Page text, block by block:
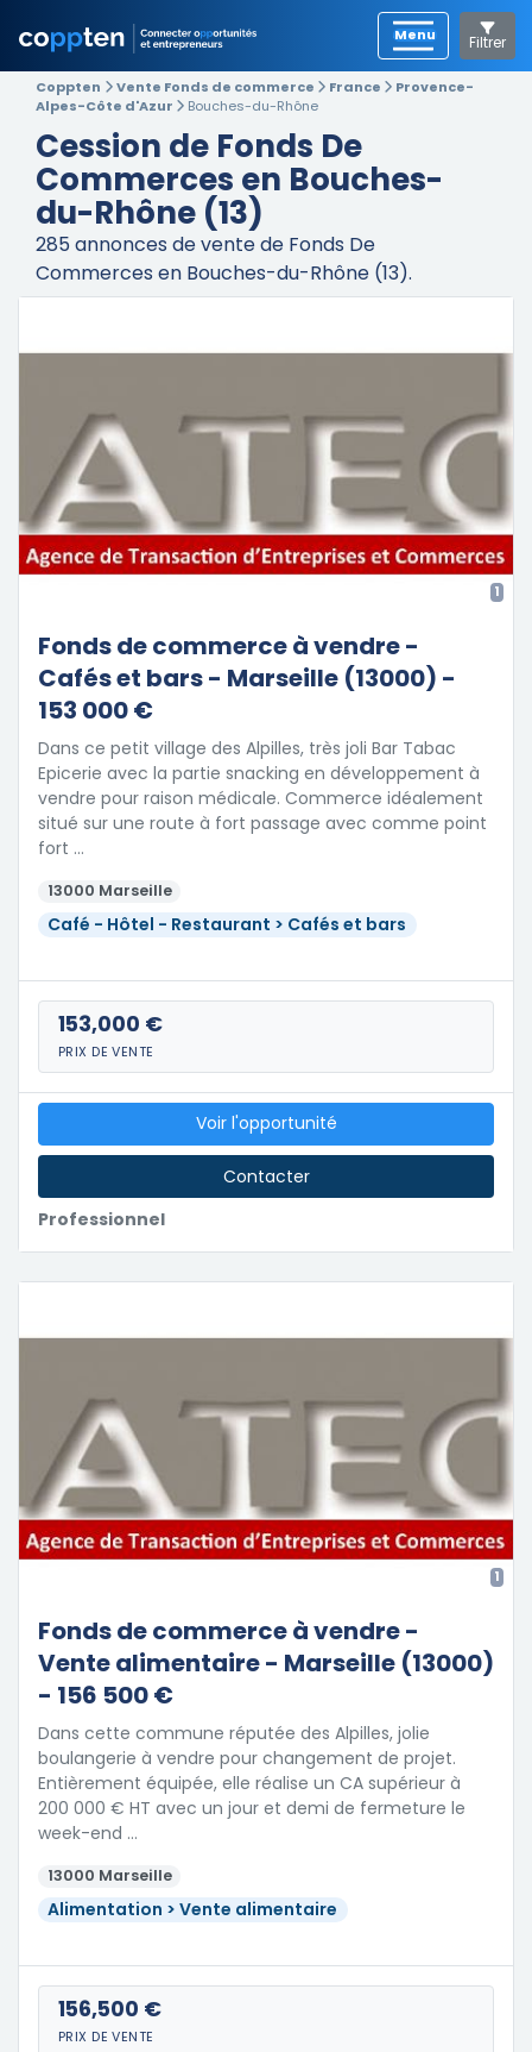
Filtrer
Coppten Vente Fonds de commerce France
Provence-
Alpes-Côte d'Azur
Bouches-du-Rhône
Cession de Fonds De
Commerces en Bouches-
du-Rhône (13)
285 annonces de vente de Fonds De
Commerces en Bouches-du-Rhône (13).
1
Fonds de commerce à vendre -
Cafés et bars - Marseille (13000) -
153 000 €
Dans ce petit village des Alpilles, très joli Bar Tabac
Epicerie avec la partie snacking en développement à
vendre pour raison médicale. Commerce idéalement
situé sur une route à fort passage avec comme point
fort …
13000 Marseille
Café - Hôtel - Restaurant > Cafés et bars
153,000 €
PRIX DE VENTE
Professionnel
Voir l'opportunité
Contacter
1
Fonds de commerce à vendre -
Vente alimentaire - Marseille (13000)
- 156 500 €
Dans cette commune réputée des Alpilles, jolie
boulangerie à vendre pour changement de projet.
Entièrement équipée, elle réalise un CA supérieur à
200 000 € HT avec un jour et demi de fermeture le
week-end …
13000 Marseille
Alimentation > Vente alimentaire
156,500 €
PRIX DE VENTE